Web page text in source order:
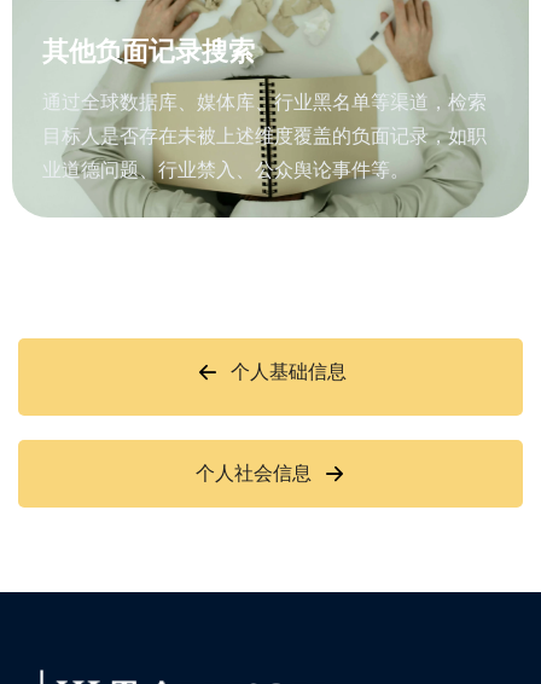
其他负面记录搜索
通过全球数据库、媒体库、行业黑名单等渠道，检索
目标人是否存在未被上述维度覆盖的负面记录，如职
业道德问题、行业禁入、公众舆论事件等。
个人基础信息
个人社会信息